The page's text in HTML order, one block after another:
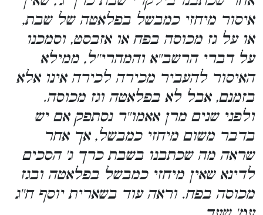
איסור מיחזי כמבשל בפלאטה של שבת,
או על גז מכוסה בפח או אזבסט, וסמכנו
על דברי הרשב''א והמהרי''ל, ממילא
האיסור להעביר מכירה לכירה אינו אלא
בזמנם, אבל לא בפלאטה וגז מכוסה.
ולפני שנים מרן אאמו''ר נסתפק אם יש
בדבר משום מיחזי כמבשל, אך אחר
שראה מה שכתבנו בשבת כרך ג' הסכים
לדינא שאין מיחזי כמבשל בפלאטה ובגז
מכוסה בפח. וראה עוד בשארית יוסף ח''ג